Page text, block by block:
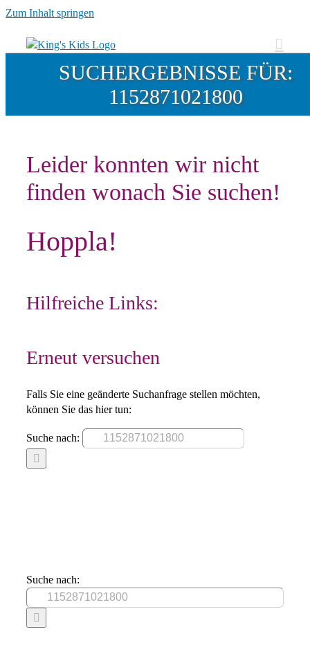
Zum Inhalt springen
SUCHERGEBNISSE FÜR:
1152871021800
Leider konnten wir nicht
finden wonach Sie suchen!
Hoppla!
Hilfreiche Links:
Erneut versuchen
Falls Sie eine geänderte Suchanfrage stellen möchten,
können Sie das hier tun:
Suche nach:
Suche nach: